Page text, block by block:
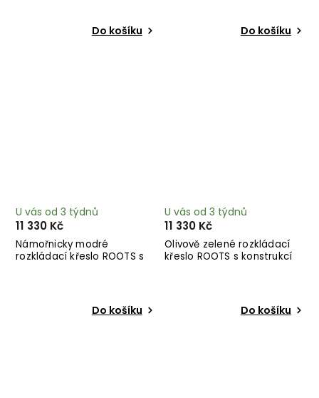
Do košíku Do košíku
Námořnicky modré
rozkládací křeslo ROOTS s
U vás od 3 týdnů
11 330 Kč
Do košíku
Olivově zelené rozkládací
křeslo ROOTS s konstrukcí
U vás od 3 týdnů
11 330 Kč
Do košíku